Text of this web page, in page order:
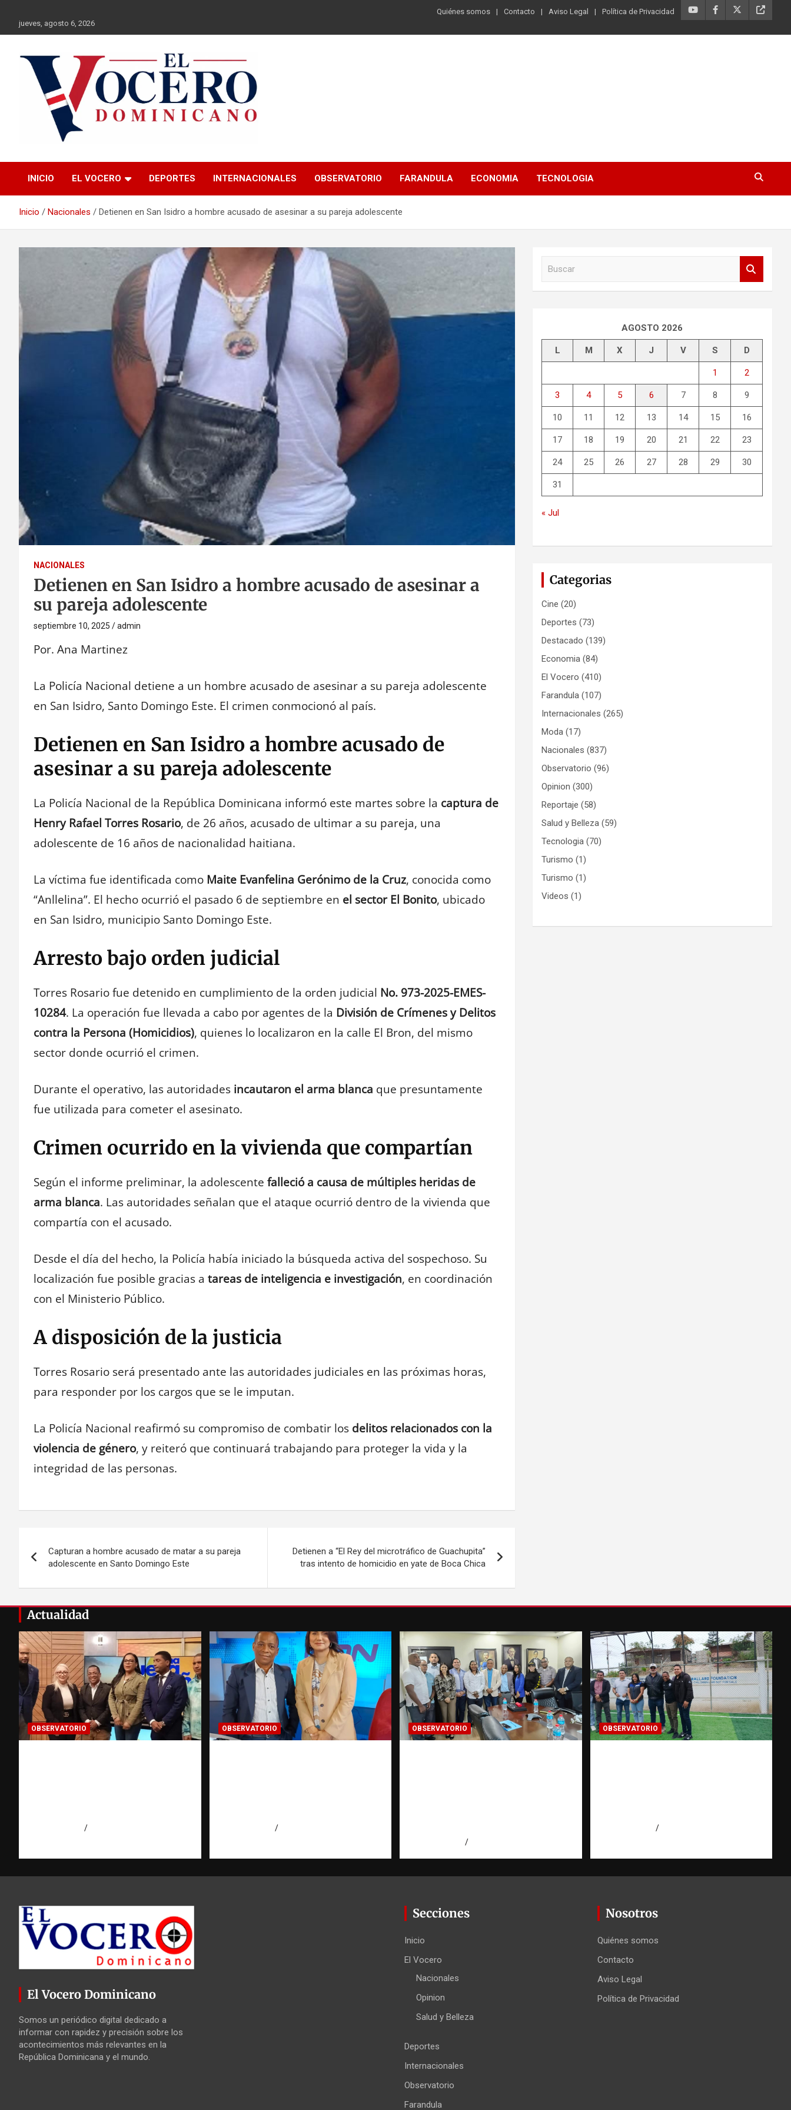
contenido
jueves, agosto 6, 2026
Quiénes somos Contacto Aviso Legal Política de Privacidad
El Vocero
Dominicano
INICIO EL VOCERO DEPORTES INTERNACIONALES OBSERVATORIO FARANDULA ECONOMIA TECNOLOGIA
Inicio Nacionales Detienen en San Isidro a hombre acusado de asesinar a su pareja adolescente
NACIONALES
Detienen en San Isidro a hombre acusado de asesinar a
su pareja adolescente
septiembre 10, 2025 admin
Por. Ana Martinez
La Policía Nacional detiene a un hombre acusado de asesinar a su pareja adolescente
en San Isidro, Santo Domingo Este. El crimen conmocionó al país.
Detienen en San Isidro a hombre acusado de
asesinar a su pareja adolescente
La Policía Nacional de la República Dominicana informó este martes sobre la captura de
Henry Rafael Torres Rosario, de 26 años, acusado de ultimar a su pareja, una
adolescente de 16 años de nacionalidad haitiana.
La víctima fue identificada como Maite Evanfelina Gerónimo de la Cruz, conocida como
“Anllelina”. El hecho ocurrió el pasado 6 de septiembre en el sector El Bonito, ubicado
en San Isidro, municipio Santo Domingo Este.
Arresto bajo orden judicial
Torres Rosario fue detenido en cumplimiento de la orden judicial No. 973-2025-EMES-
10284. La operación fue llevada a cabo por agentes de la División de Crímenes y Delitos
contra la Persona (Homicidios), quienes lo localizaron en la calle El Bron, del mismo
sector donde ocurrió el crimen.
Durante el operativo, las autoridades incautaron el arma blanca que presuntamente
fue utilizada para cometer el asesinato.
Crimen ocurrido en la vivienda que compartían
Según el informe preliminar, la adolescente falleció a causa de múltiples heridas de
arma blanca. Las autoridades señalan que el ataque ocurrió dentro de la vivienda que
compartía con el acusado.
Desde el día del hecho, la Policía había iniciado la búsqueda activa del sospechoso. Su
localización fue posible gracias a tareas de inteligencia e investigación, en coordinación
con el Ministerio Público.
A disposición de la justicia
Torres Rosario será presentado ante las autoridades judiciales en las próximas horas,
para responder por los cargos que se le imputan.
La Policía Nacional reafirmó su compromiso de combatir los delitos relacionados con la
violencia de género, y reiteró que continuará trabajando para proteger la vida y la
integridad de las personas.
de
entradas
Capturan a hombre acusado de matar a su pareja
adolescente en Santo Domingo Este
Detienen a “El Rey del microtráfico de Guachupita”
tras intento de homicidio en yate de Boca Chica
AGOSTO 2026
L M X J V S D
1 2
3 4 5 6 7 8 9
10 11 12 13 14 15 16
17 18 19 20 21 22 23
24 25 26 27 28 29 30
31
« Jul
Categorias
Cine (20)
Deportes (73)
Destacado (139)
Economia (84)
El Vocero (410)
Farandula (107)
Internacionales (265)
Moda (17)
Nacionales (837)
Observatorio (96)
Opinion (300)
Reportaje (58)
Salud y Belleza (59)
Tecnologia (70)
Turismo (1)
Turismo (1)
Videos (1)
Actualidad
OBSERVATORIO OBSERVATORIO OBSERVATORIO OBSERVATORIO
El Vocero Dominicano
Somos un periódico digital dedicado a
informar con rapidez y precisión sobre los
acontecimientos más relevantes en la
República Dominicana y el mundo.
Secciones
Inicio
El Vocero
Nacionales
Opinion
Salud y Belleza
Deportes
Internacionales
Observatorio
Farandula
Nosotros
Quiénes somos
Contacto
Aviso Legal
Política de Privacidad